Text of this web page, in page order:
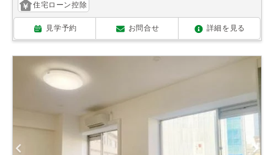
住宅ローン控除
見学予約 お問合せ 詳細を見る